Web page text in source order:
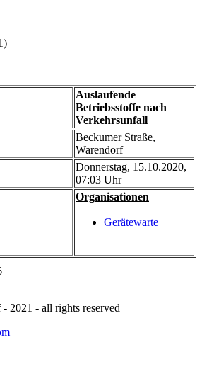
Auslaufende
Betriebsstoffe nach
Verkehrsunfall
Beckumer Straße,
Warendorf
Donnerstag, 15.10.2020,
07:03 Uhr
Organisationen
Gerätewarte
2021 - all rights reserved